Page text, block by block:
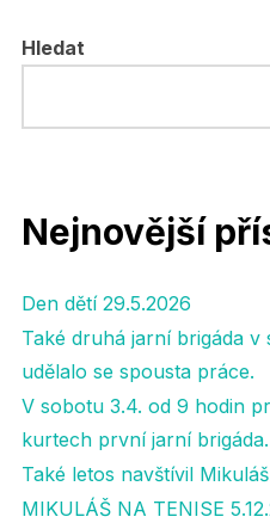
příspěvky
Hledat
Nejnovější
Den dětí 29.5.2026
Také druhá jarní brigáda v
udělalo se spousta práce.
V sobotu 3.4. od 9 hodin
kurtech první jarní
Také letos navštívil
MIKULÁŠ NA TENISE